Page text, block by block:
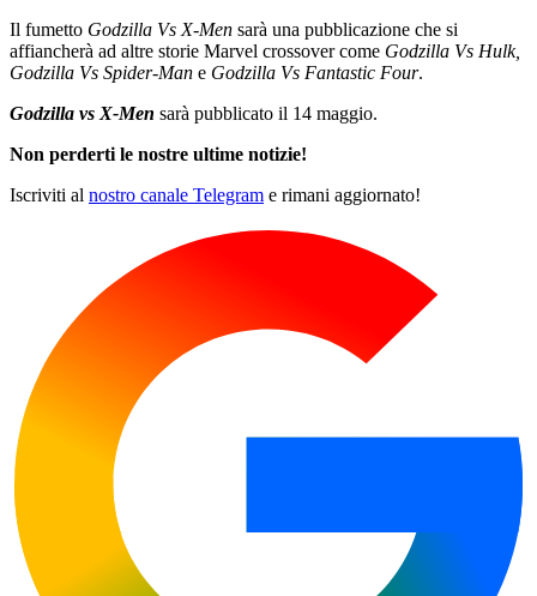
Il fumetto Godzilla Vs X-Men sarà una pubblicazione che si
affiancherà ad altre storie Marvel crossover come Godzilla Vs Hulk,
Godzilla Vs Spider-Man e Godzilla Vs Fantastic Four.
Godzilla vs X-Men sarà pubblicato il 14 maggio.
Non perderti le nostre ultime notizie!
Iscriviti al nostro canale Telegram e rimani aggiornato!